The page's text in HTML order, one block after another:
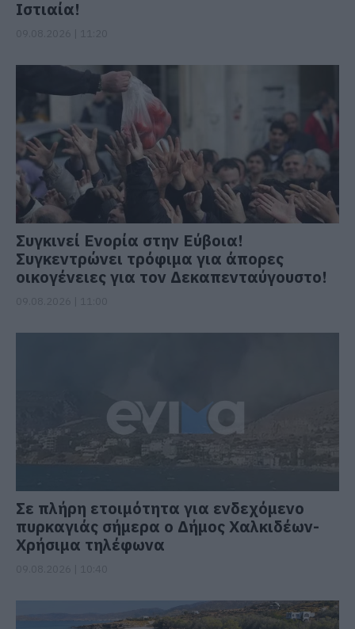
Ιστιαία!
Συγκινεί Ενορία στην Εύβοια!
Συγκεντρώνει τρόφιμα για άπορες
οικογένειες για τον Δεκαπενταύγουστο!
Σε πλήρη ετοιμότητα για ενδεχόμενο
πυρκαγιάς σήμερα ο Δήμος Χαλκιδέων-
Χρήσιμα τηλέφωνα